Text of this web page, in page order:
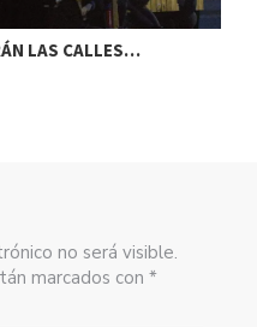
LAS CALLES…
no será visible.
marcados con *